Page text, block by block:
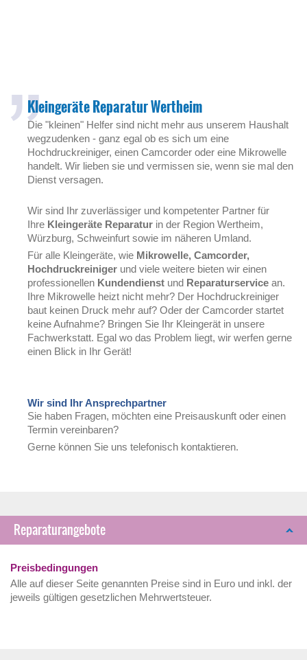
Kleingeräte Reparatur Wertheim
Die "kleinen" Helfer sind nicht mehr aus unserem Haushalt
wegzudenken - ganz egal ob es sich um eine
Hochdruckreiniger, einen Camcorder oder eine Mikrowelle
handelt. Wir lieben sie und vermissen sie, wenn sie mal den
Dienst versagen.
Wir sind Ihr zuverlässiger und kompetenter Partner für
Ihre Kleingeräte Reparatur in der Region Wertheim,
Würzburg, Schweinfurt sowie im näheren Umland.
Für alle Kleingeräte, wie Mikrowelle, Camcorder,
Hochdruckreiniger und viele weitere bieten wir einen
professionellen Kundendienst und Reparaturservice an.
Ihre Mikrowelle heizt nicht mehr? Der Hochdruckreiniger
baut keinen Druck mehr auf? Oder der Camcorder startet
keine Aufnahme? Bringen Sie Ihr Kleingerät in unsere
Fachwerkstatt. Egal wo das Problem liegt, wir werfen gerne
einen Blick in Ihr Gerät!
Wir sind Ihr Ansprechpartner
Sie haben Fragen, möchten eine Preisauskunft oder einen
Termin vereinbaren?
Gerne können Sie uns telefonisch kontaktieren.
Reparaturangebote
Preisbedingungen
Alle auf dieser Seite genannten Preise sind in Euro und inkl. der
jeweils gültigen gesetzlichen Mehrwertsteuer.